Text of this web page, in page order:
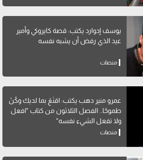
يوسف إدوارد يكتب: قصة كايروكي وأمير
عيد الذي رفض أن يشبه نفسه
منصات
عمرو منير دهب يكتب: اقنَعْ بما لديك وكُنْ
طموحًا.. الفصل الثلاثون من كتاب "افعل
ولا تفعل الشيء نفسه"
منصات